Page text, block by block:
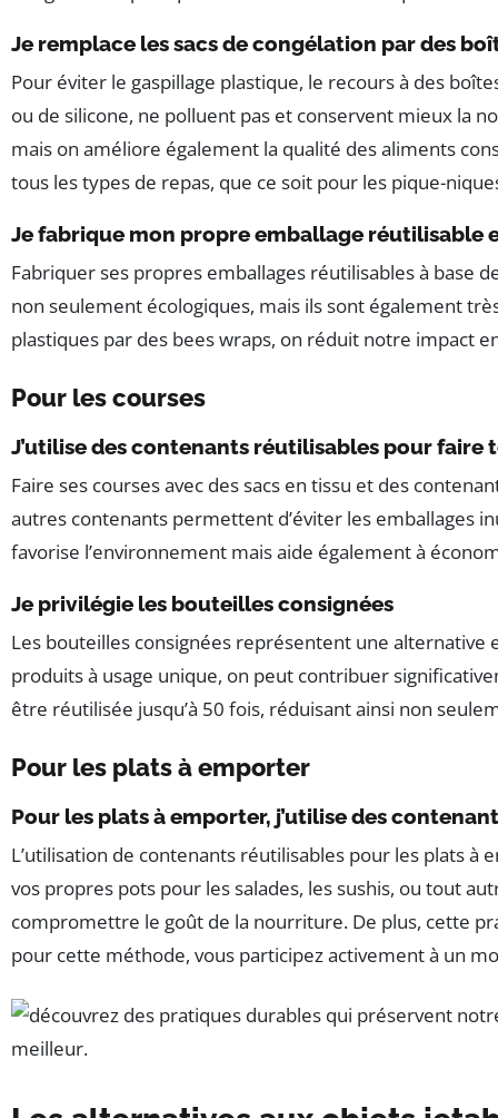
Je remplace les sacs de congélation par des
Pour éviter le gaspillage plastique, le recours à des
ou de silicone, ne polluent pas et conservent mieux la
mais on améliore également la qualité des aliments
tous les types de repas, que ce soit pour les pique-
Je fabrique mon propre emballage réutilisable
Fabriquer ses propres emballages réutilisables à base
non seulement écologiques, mais ils sont également
plastiques par des bees wraps, on réduit notre impact
Pour les courses
J’utilise des contenants réutilisables pour faire
Faire ses courses avec des sacs en tissu et des
autres contenants permettent d’éviter les emballages
favorise l’environnement mais aide également à
Je privilégie les bouteilles consignées
Les bouteilles consignées représentent une
produits à usage unique, on peut contribuer
être réutilisée jusqu’à 50 fois, réduisant ainsi non
Pour les plats à emporter
Pour les plats à emporter, j’utilise des
L’utilisation de contenants réutilisables pour les plats
vos propres pots pour les salades, les sushis, ou tout
compromettre le goût de la nourriture. De plus, cette
pour cette méthode, vous participez activement à un